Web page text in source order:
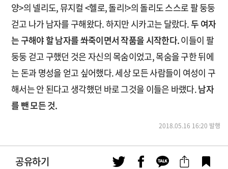
양>의 넬리도, 뮤지컬 <헬로, 돌리!>의 돌리도 스스로 팔 둥둥
걷고 나가 남자를 구해왔다. 하지만 시카고는 달랐다.두 여자
는 구해야 할 남자를 쏴죽이면서 작품을 시작한다.이들이 팔
둥둥 걷고 구했던 것은 자신의 목숨이었고, 목숨을 구한 뒤에
는 돈과 명성을 얻고 싶어했다. 세상 모든 사람들이 여성이 구
해서는 안 된다고 생각했던 바로 그것을 이들은 바랬다.남자
를 뺀 모든 것.
2018.05.16 16:20 발행
공유하기